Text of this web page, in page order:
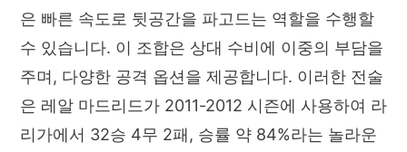
은 빠른 속도로 뒷공간을 파고드는 역할을 수행할
수 있습니다. 이 조합은 상대 수비에 이중의 부담을
주며, 다양한 공격 옵션을 제공합니다. 이러한 전술
은 레알 마드리드가 2011-2012 시즌에 사용하여 라
리가에서 32승 4무 2패, 승률 약 84%라는 놀라운